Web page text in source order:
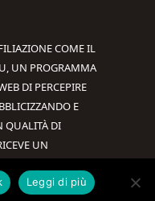
COME IL
UN PROGRAMMA
DI PERCEPIRE
E
QUALITÀ DI
UN
Leggi di più